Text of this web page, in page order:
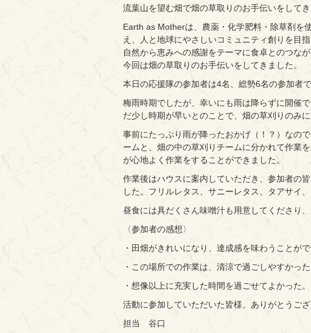
流葉山を望む畑で畑の草取りのお手伝いをしてき
Earth as Motherは、農薬・化学肥料・除草剤を
え、人と地球にやさしいコミュニティ創りを目
自然から恵みへの感謝をテーマに食卓とのつな
今回は畑の草取りのお手伝いをしてきました。
本日の応援隊の参加者は4名、総勢6名の参加者
梅雨時期でしたが、幸いにも雨は降らずに開催
だ少し時期が早いとのことで、畑の草刈りのみに
事前にたっぷり雨が降ったおかげ（！？）なの
ームと、畑の中の草刈りチームに分かれて作業
が心地よく作業をすることができました。
作業後はハウスに案内していただき、参加者の
した。フリルレタス、サニーレタス、タアサイ
昼食には具だくさん味噌汁も用意してくださり
〈参加者の感想〉
・田畑がきれいになり、達成感を味わうことがで
・この場所での作業は、清涼で過ごしやすかった
・想像以上に充実した時間を過ごせてよかった。
活動に参加していただいた皆様、ありがとうご
担当 谷口